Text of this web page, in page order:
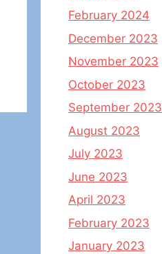
February 2024
December 2023
November 2023
October 2023
September 2023
August 2023
July 2023
June 2023
April 2023
February 2023
January 2023